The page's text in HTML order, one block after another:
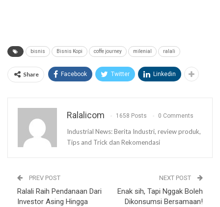
bisnis Bisnis Kopi coffe journey milenial ralali
Share Facebook Twitter Linkedin
Ralalicom 1658 Posts 0 Comments
Industrial News: Berita Industri, review produk,
Tips and Trick dan Rekomendasi
PREV POST
Ralali Raih Pendanaan Dari
Investor Asing Hingga
NEXT POST
Enak sih, Tapi Nggak Boleh
Dikonsumsi Bersamaan!